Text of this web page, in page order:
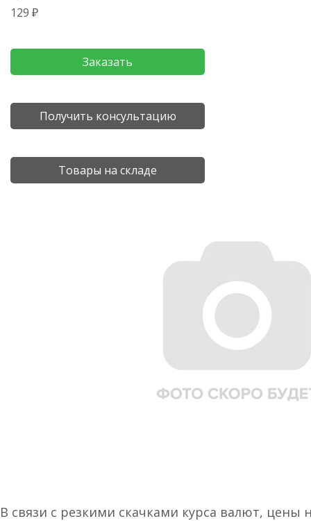
129 ₽
Заказать
Получить консультацию
Товары на складе
В связи с резкими скачками курса валют, цены